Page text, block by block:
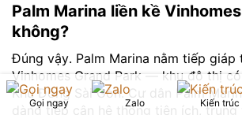
Palm Marina liền kề
không?
Đúng vậy. Palm Marina nằm tiếp
Vinhomes Grand Park — khu đô thị
Khu Đông Sài Gòn. Cư dân Palm
dàng tiếp cận hệ thống tiện ích, trung
Gọi ngay Zalo Kiến trúc